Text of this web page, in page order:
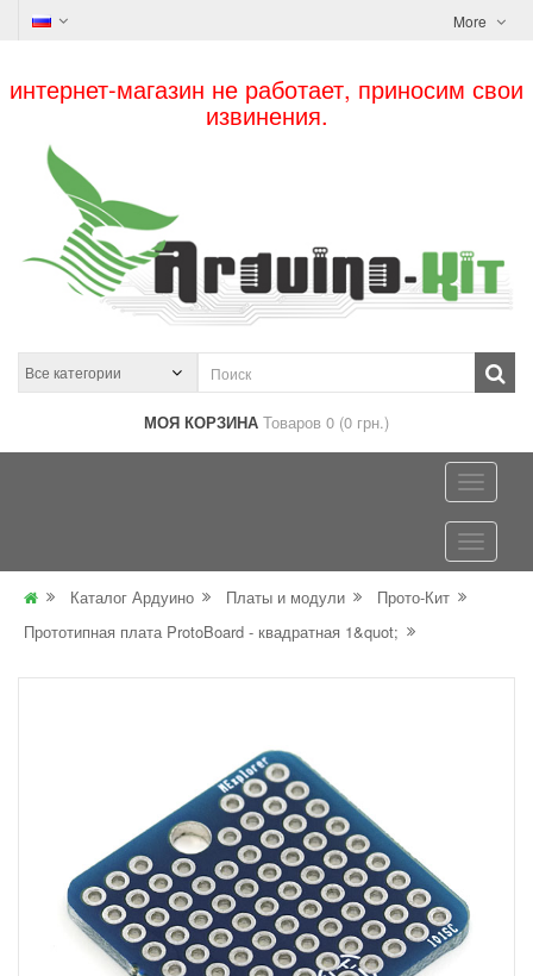
More
интернет-магазин не работает, приносим свои
извинения.
МОЯ КОРЗИНА Товаров 0 (0 грн.)
Каталог Ардуино Платы и модули
Прото-Кит
Прототипная плата ProtoBoard - квадратная 1&quot;